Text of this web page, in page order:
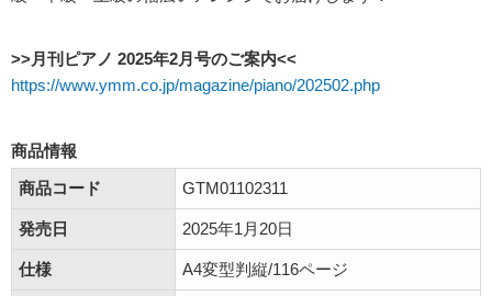
>>月刊ピアノ 2025年2月号のご案内<<
https://www.ymm.co.jp/magazine/piano/202502.php
商品情報
商品コード
GTM01102311
発売日 2025年1月20日
仕様 A4変型判縦/116ページ